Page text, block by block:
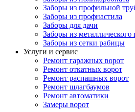
Заборы из профильной
Заборы из профнастила
Заборы для дачи
Заборы из металлического
Заборы из сетки рабицы
Услуги и сервис
Ремонт гаражных ворот
Ремонт откатных ворот
Ремонт распашных ворот
Ремонт шлагбаумов
Ремонт автоматики
Замеры ворот